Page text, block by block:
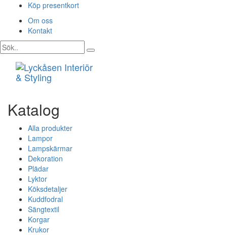
Köp presentkort
Om oss
Kontakt
Katalog
Alla produkter
Lampor
Lampskärmar
Dekoration
Plädar
Lyktor
Köksdetaljer
Kuddfodral
Sängtextil
Korgar
Krukor